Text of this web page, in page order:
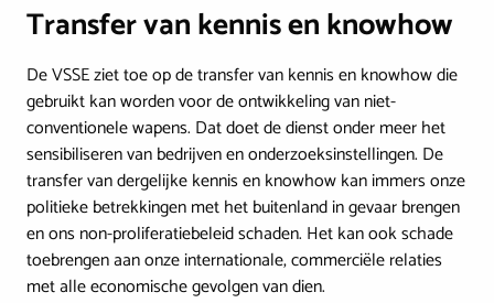
Transfer van kennis en knowhow
De VSSE ziet toe op de transfer van kennis en knowhow die
gebruikt kan worden voor de ontwikkeling van niet-
conventionele wapens. Dat doet de dienst onder meer het
sensibiliseren van bedrijven en onderzoeksinstellingen. De
transfer van dergelijke kennis en knowhow kan immers onze
politieke betrekkingen met het buitenland in gevaar brengen
en ons non-proliferatiebeleid schaden. Het kan ook schade
toebrengen aan onze internationale, commerciële relaties
met alle economische gevolgen van dien.